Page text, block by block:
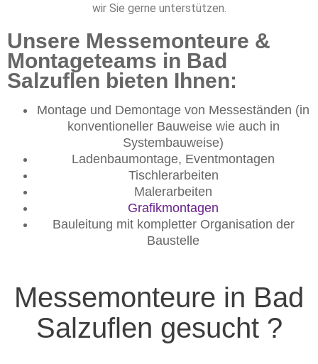
wir Sie gerne unterstützen.
Unsere Messemonteure &
Montageteams in Bad
Salzuflen bieten Ihnen:
Montage und Demontage von Messeständen (in
konventioneller Bauweise wie auch in
Systembauweise)
Ladenbaumontage, Eventmontagen
Tischlerarbeiten
Malerarbeiten
Grafikmontagen
Bauleitung mit kompletter Organisation der
Baustelle
Messemonteure in Bad
Salzuflen gesucht ?